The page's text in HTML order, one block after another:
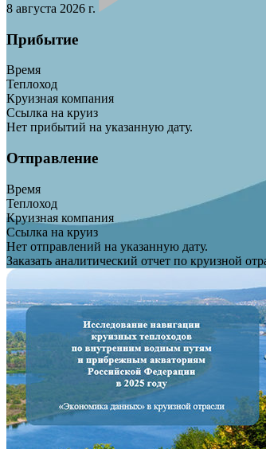
8 августа 2026 г.
Прибытие
Время
Теплоход
Круизная компания
Ссылка на круиз
Нет прибытий на указанную дату.
Отправление
Время
Теплоход
Круизная компания
Ссылка на круиз
Нет отправлений на указанную дату.
Заказать аналитический отчет по круизной